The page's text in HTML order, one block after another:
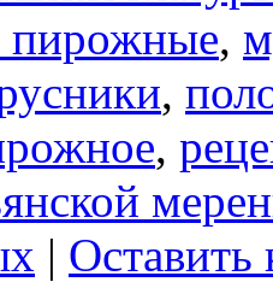
пирожные,
,
,
| Оставить